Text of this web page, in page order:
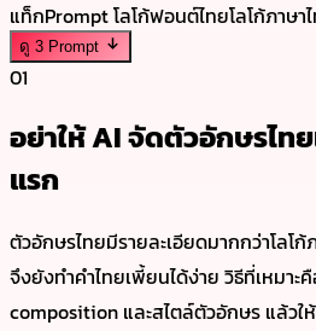
แท็กPrompt โลโก้ฟอนต์ไทยโลโก้ภาษา
ดู 3 Prompt
01
อย่าให้ AI จัดตัวอักษรไท
แรก
ตัวอักษรไทยมีรายละเอียดมากกว่าโลโ
จึงยังทำคำไทยเพี้ยนได้ง่าย วิธีที่เหมาะ
composition และสไตล์ตัวอักษร แล้วใ